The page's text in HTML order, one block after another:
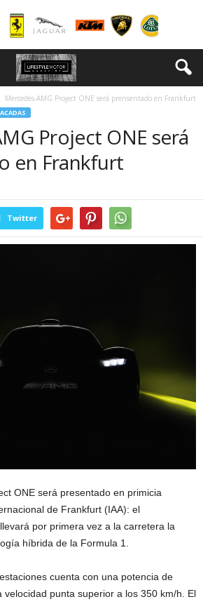
Mercedes-AMG Project ONE será prensentado en Frankfurt
Project ONE será
en Frankfurt
Twitter
ONE será presentado en primicia
de Frankfurt (IAA): el
por primera vez a la carretera la
híbrida de la Formula 1.
cuenta con una potencia de
velocidad punta superior a los 350 km/h. El